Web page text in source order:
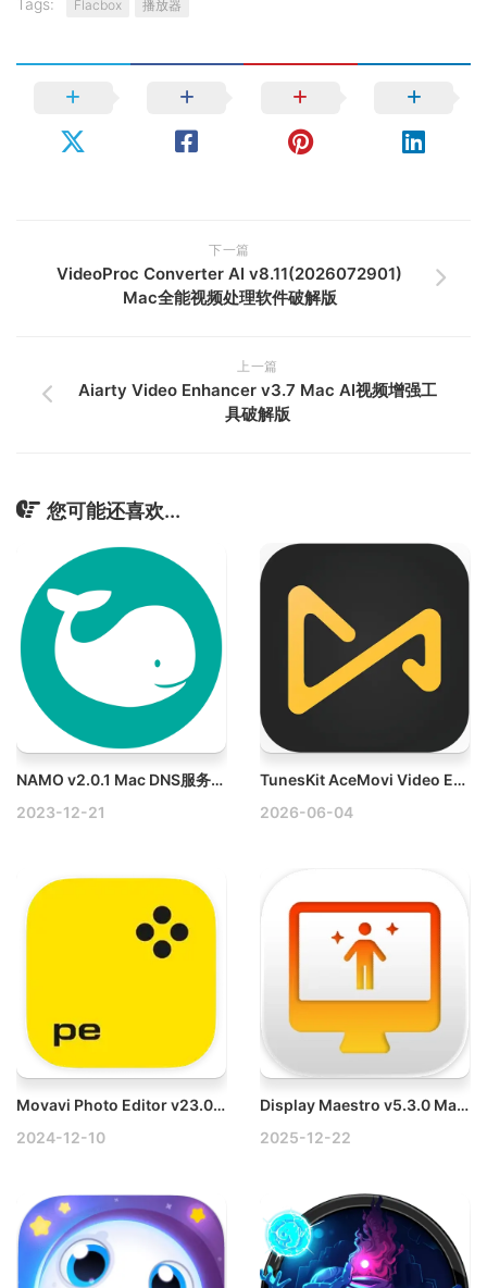
Tags: Flacbox 播放器
下一篇
VideoProc Converter AI v8.11(2026072901)
Mac全能视频处理软件破解版
上一篇
Aiarty Video Enhancer v3.7 Mac AI视频增强工
具破解版
您可能还喜欢...
NAMO v2.0.1 Mac DNS服务器配置工具破解版
2023-12-21
TunesKit AceMovi Video Editor v5.8.0.34 Mac视频剪辑工具
2026-06-04
Movavi Photo Editor v23.0.3 Mac照片编辑处理软件破解版
2024-12-10
Display Maestro v5.3.0 Mac分辨率调整工具破解版
2025-12-22